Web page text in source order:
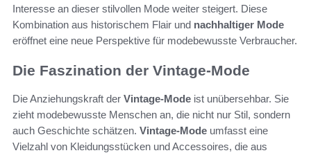
Interesse an dieser stilvollen Mode weiter steigert. Diese
Kombination aus historischem Flair und nachhaltiger Mode
eröffnet eine neue Perspektive für modebewusste Verbraucher.
Die Faszination der Vintage-Mode
Die Anziehungskraft der Vintage-Mode ist unübersehbar. Sie
zieht modebewusste Menschen an, die nicht nur Stil, sondern
auch Geschichte schätzen. Vintage-Mode umfasst eine
Vielzahl von Kleidungsstücken und Accessoires, die aus